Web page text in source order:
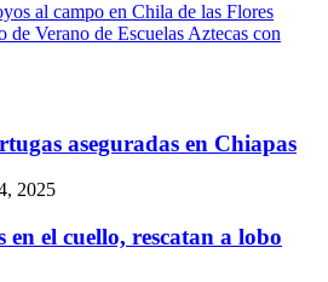
al campo en Chila de las Flores
Verano de Escuelas Aztecas con
aseguradas en Chiapas
2025
en el cuello, rescatan a lobo